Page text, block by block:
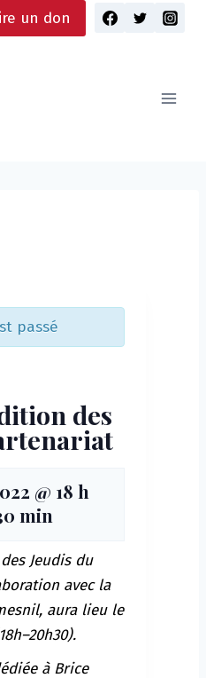
un don
passé
des
@ 18 h
min
Jeudis du
avec la
aura lieu le
à Brice